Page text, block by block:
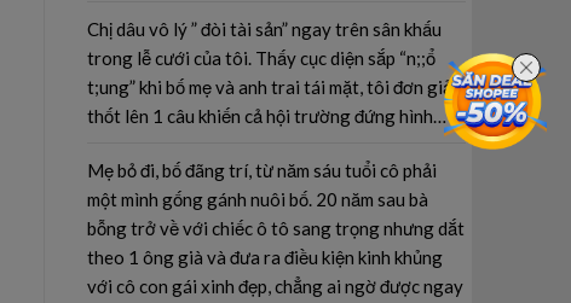
Chị dâu vô lý ” đòi tài sản” ngay trên sân khấu
trong lễ cưới của tôi. Thấy cục diện sắp “n;;ổ
t;ung” khi bố mẹ và anh trai tái mặt, tôi đơn giản
thốt lên 1 câu khiến cả hội trường đứng hình…
Mẹ bỏ đi, bố đãng trí, từ năm sáu tuổi cô phải
một mình gống gánh nuôi bố. 20 năm sau bà
bỗng trở về với chiếc ô tô sang trọng nhưng dắt
theo 1 ông già và đưa ra điều kiện kinh khủng
với cô con gái xinh đẹp, chẳng ai ngờ được ngay